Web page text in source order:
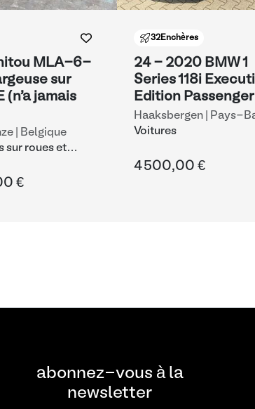
MLA-6-
sur
(n'a jamais
| Belgique
sur roues et
€
32Enchères
24 - 2020 BMW 1
Series 118i
Edition
Haaksbergen | Pays-
Voitures
4 500,00 €
abonnez-vous à la
newsletter